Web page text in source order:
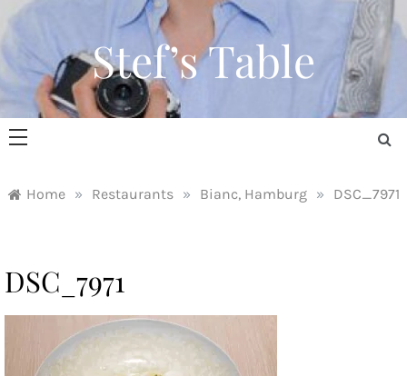
Skip
content
Stef’s Table
Home » Restaurants » Bianc, Hamburg » DSC_7971
DSC_7971